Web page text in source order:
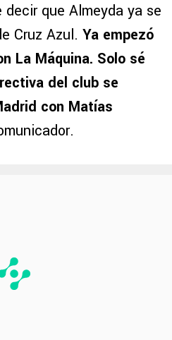
que Almeyda ya se
Cruz Azul. Ya empezó
La Máquina. Solo sé
del club se
con Matías